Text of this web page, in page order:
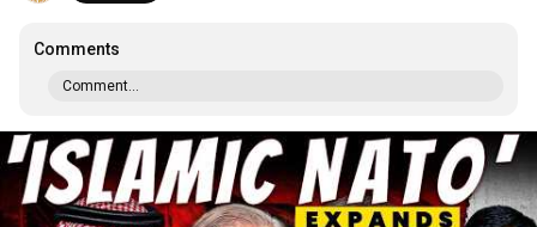
Comments
Comment...